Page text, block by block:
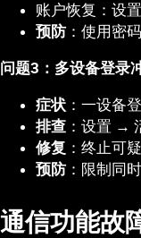
账户恢复：设
预防：使用密
问题3：多设备登录
症状 ：一设备
排查 ：设置 →
修复 ：终止可
预防：限制同
通信功能故